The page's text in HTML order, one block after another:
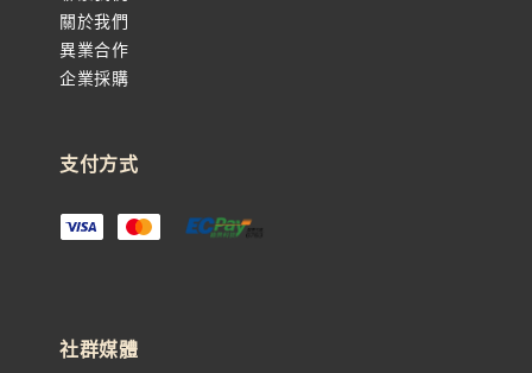
關於我們
異業合作
企業採購
支付方式
社群媒體